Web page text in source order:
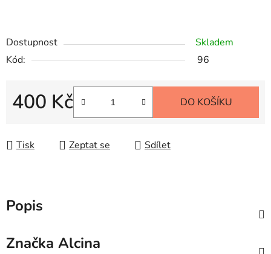
Dostupnost
Skladem
Kód:
96
400 Kč DO KOŠÍKU
Tisk Zeptat se Sdílet
Popis
Značka Alcina